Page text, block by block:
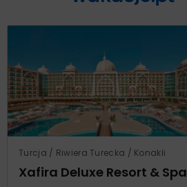
Turcja / Riwiera Turecka / Konakli
Xafira Deluxe Resort & Spa